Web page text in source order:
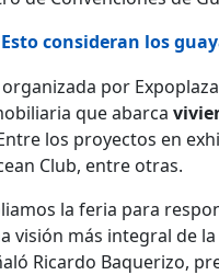
Esto consideran los
por
que abarca
los proyectos en
Club, entre otras.
la feria para
visión más integral de
Ricardo Baquerizo,